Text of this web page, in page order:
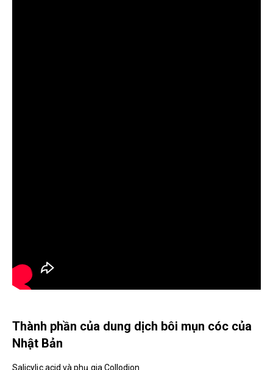
Thành phần của dung dịch bôi mụn cóc của
Nhật Bản
Salicylic acid và phụ gia Collodion